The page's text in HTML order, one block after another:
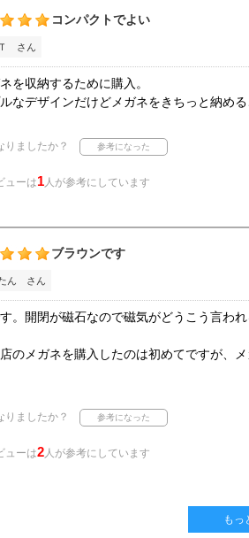
コンパクトでよい
さん
を収納するために購入。
なデザインだけどメガネをきちっと納め
りましたか？
ューは1人が参考にしています
ブラウンです
ん さん
。開閉が磁石なので磁気がどうこう言わ
のメガネを購入したのは初めてですが、
りましたか？
ューは2人が参考にしています
もっ